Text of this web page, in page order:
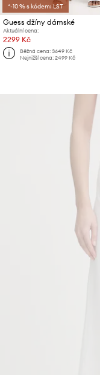
*-10 % s kódem: LST
Guess džíny dámské
Aktuální cena:
2299 Kč
Běžná cena:3649 Kč
Nejnižší cena:2499 Kč